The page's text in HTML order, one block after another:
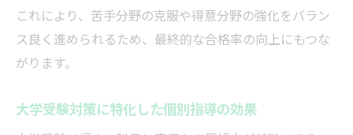
個別指導による学習計画の立て方と実例紹
介
個別指導塾で効果的に進捗を管理する方法
これにより、苦手分野の克服や得意分野の強化をバラン
ス良く進められるため、最終的な合格率の向上にもつな
がります。
大学受験対策に特化した個別指導の効果